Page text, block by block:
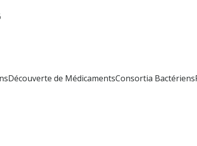
de MédicamentsConsortia